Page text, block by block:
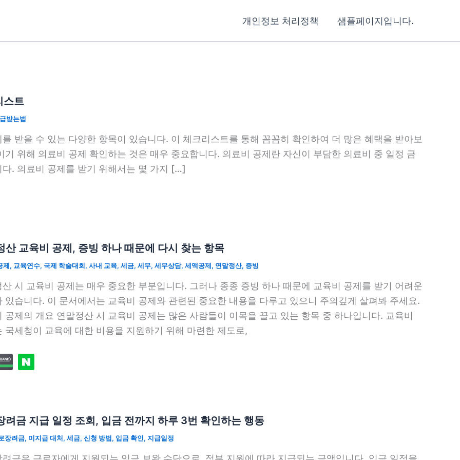
개인정보 처리정책 샘플페이지입니다.
스트
받는법
받을 수 있는 다양한 항목이 있습니다. 이 체크리스트를 통해 꼼꼼히 확인하여 더 많은 혜택을 받아보
위해 의료비 공제 확인하는 것은 매우 중요합니다. 의료비 공제란 자신이 부담한 의료비 중 일정 금
. 의료비 공제를 받기 위해서는 몇 가지 […]
산 교육비 공제, 증빙 하나 때문에 다시 찾는 항목
제, 교육연수, 국제 학술대회, 사내 교육, 세금, 세무, 세무상담, 세액공제, 연말정산, 증빙
산 시 교육비 공제는 매우 중요한 부분입니다. 그러나 종종 증빙 하나 때문에 교육비 공제를 받기 어려운
있습니다. 이 문서에서는 교육비 공제와 관련된 중요한 내용을 다루고 있으니 주의깊게 살펴봐 주세요.
공제의 개요 연말정산 시 교육비 공제는 많은 사람들이 이목을 끌고 있는 항목 중 하나입니다. 교육비
국세청이 교육에 대한 비용을 지원하기 위해 마련한 제도로,
려금 지급 일정 조회, 입금 전까지 하루 3번 확인하는 행동
장려금, 미지급 대처, 세금, 신청 방법, 입금 확인, 지급일정